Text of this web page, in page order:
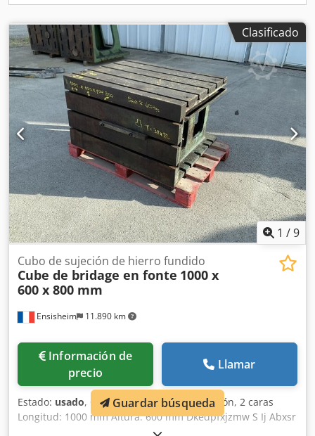
Clasificado
1 /9
Ensisheim 11.890 km
Cubo de sujeción de hierro fundido
Cube de bridage en fonte 1000 x
600 x 800 mm
Información de
precio
Llamar
Estado: usado, Cubo de sujeción de fundición, 2 caras
Longitud: 1000 mm Altura: 600 mm Dkedpfxjzmw S Ij Abxsr
Profundidad: 800 mm Dimensiones de ranuras en T: 38 x
Guardar búsqueda